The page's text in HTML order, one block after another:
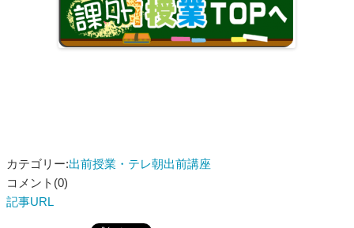
カテゴリー:出前授業・テレ朝出前講座
コメント(0)
記事URL